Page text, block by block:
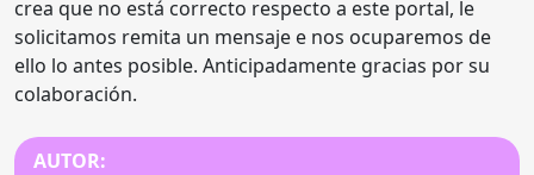
crea que no está correcto respecto a este portal, le
solicitamos remita un mensaje e nos ocuparemos de
ello lo antes posible. Anticipadamente gracias por su
colaboración.
AUTOR: